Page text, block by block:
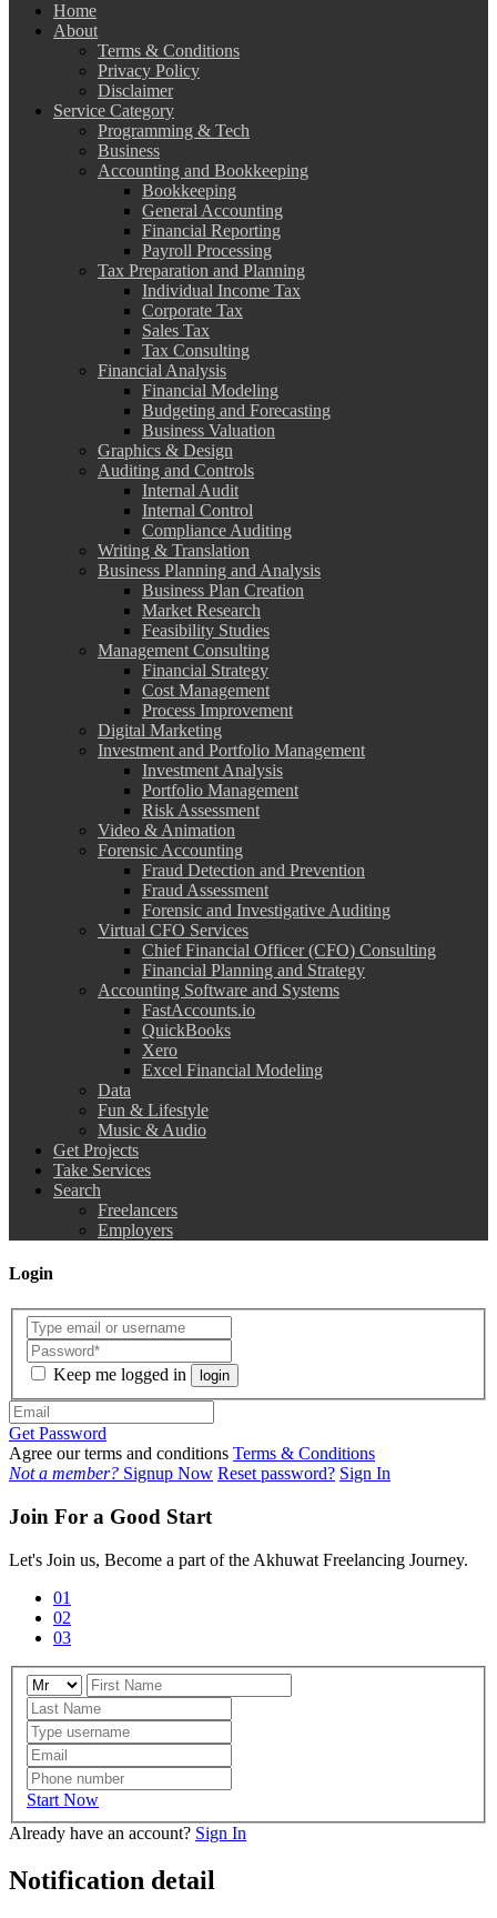
Home
About
Terms & Conditions
Privacy Policy
Disclaimer
Service Category
Programming & Tech
Business
Accounting and Bookkeeping
Bookkeeping
General Accounting
Financial Reporting
Payroll Processing
Tax Preparation and Planning
Individual Income Tax
Corporate Tax
Sales Tax
Tax Consulting
Financial Analysis
Financial Modeling
Budgeting and Forecasting
Business Valuation
Graphics & Design
Auditing and Controls
Internal Audit
Internal Control
Compliance Auditing
Writing & Translation
Business Planning and Analysis
Business Plan Creation
Market Research
Feasibility Studies
Management Consulting
Financial Strategy
Cost Management
Process Improvement
Digital Marketing
Investment and Portfolio Management
Investment Analysis
Portfolio Management
Risk Assessment
Video & Animation
Forensic Accounting
Fraud Detection and Prevention
Fraud Assessment
Forensic and Investigative Auditing
Virtual CFO Services
Chief Financial Officer (CFO) Consulting
Financial Planning and Strategy
Accounting Software and Systems
FastAccounts.io
QuickBooks
Xero
Excel Financial Modeling
Data
Fun & Lifestyle
Music & Audio
Get Projects
Take Services
Search
Freelancers
Employers
Login
Keep me logged in login
Get Password
Agree our terms and conditions Terms & Conditions
Not a member? Signup Now Reset password? Sign In
Join For a Good Start
Let's Join us, Become a part of the Akhuwat Freelancing Journey.
01
02
03
Start Now
Already have an account? Sign In
Notification detail